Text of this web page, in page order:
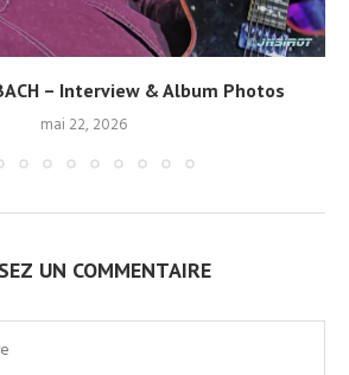
– Interview & Album Photos
mai 22, 2026
UN COMMENTAIRE